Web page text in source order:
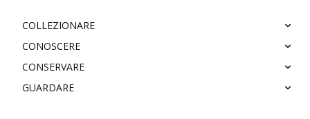
COLLEZIONARE
CONOSCERE
CONSERVARE
GUARDARE